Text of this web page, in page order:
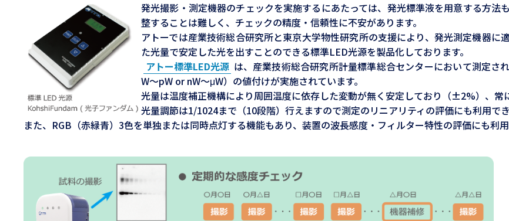
発光撮影・測定機器のチェックを実施するにあたっては、発光標準液を用意する方
整することは難しく、チェックの精度・信頼性に不安があります。
アトーでは産業技術総合研究所と東京大学物性研究所の支援により、発光測定機器
た光量で安定した光を出すことのできる標準LED光源を製品化しております。
アトー標準LED光源 は、産業技術総合研究所計量標準総合センターにおいて測定
W～pW or nW～μW）の値付けが実施されています。
光量は温度補正機構により周囲温度に依存した変動が無く安定しており（±2%）、常
光量調節は1/1024まで（10段階）行えますので測定のリニアリティの評価にも利用でき
また、RGB（赤緑青）3色を単独または同時点灯する機能もあり、装置の波長感度・フィルター特性の評価にも利用